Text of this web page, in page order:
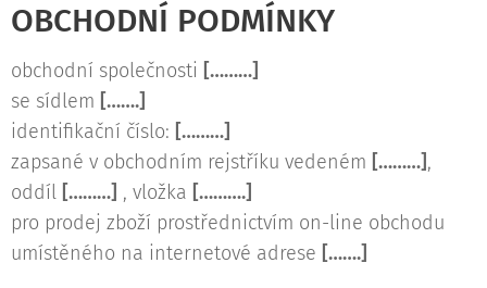
OBCHODNÍ PODMÍNKY
obchodní společnosti [………]
se sídlem […….]
identifikační číslo: [………]
zapsané v obchodním rejstříku vedeném [………],
oddíl [………] , vložka [……….]
pro prodej zboží prostřednictvím on-line obchodu
umístěného na internetové adrese […….]